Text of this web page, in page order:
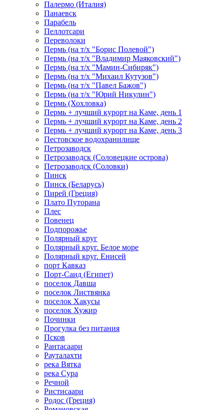
Палермо (Италия)
Панаевск
Парабель
Пеллотсари
Переволоки
Пермь (на т/х "Борис Полевой")
Пермь (на т/х "Владимир Маяковский")
Пермь (на т/х "Мамин-Сибиряк")
Пермь (на т/х "Михаил Кутузов")
Пермь (на т/х "Павел Бажов")
Пермь (на т/х "Юрий Никулин")
Пермь (Хохловка)
Пермь + лучший курорт на Каме, день 1
Пермь + лучший курорт на Каме, день 2
Пермь + лучший курорт на Каме, день 3
Пестовское водохранилище
Петрозаводск
Петрозаводск (Соловецкие острова)
Петрозаводск (Соловки)
Пинск
Пинск (Беларусь)
Пирей (Греция)
Плато Путорана
Плес
Повенец
Подпорожье
Полярный круг
Полярный круг. Белое море
Полярный круг. Енисей
порт Кавказ
Порт-Саид (Египет)
поселок Давша
поселок Листвянка
поселок Хакусы
поселок Хужир
Починки
Прогулка без питания
Псков
Рантасаари
Рауталахти
река Вятка
река Сура
Речной
Ристисаари
Родос (Греция)